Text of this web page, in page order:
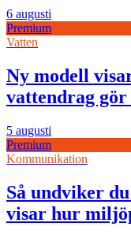
6 augusti
Premium
Vatten
Ny modell
vattendrag gör
5 augusti
Premium
Kommunikation
Så undviker
visar hur